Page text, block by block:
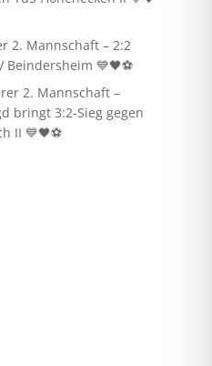
2. Mannschaft – 2:2
Beindersheim 💙🖤⚽
2. Mannschaft –
bringt 3:2-Sieg gegen
II 💙🖤⚽